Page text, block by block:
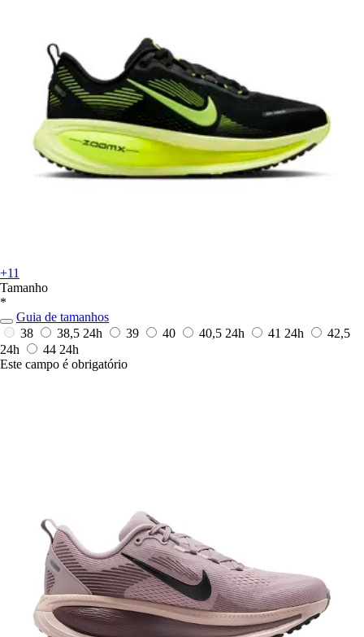
+11
Tamanho
*
Guia de tamanhos
38
38,5 24h 39 40 40,5 24h 41 24h
42,5
24h
44 24h
Este campo é obrigatório